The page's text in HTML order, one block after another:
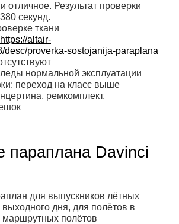
отличное. Результат проверки
секунд.
ткани
https://altair-
desc/proverka-sostojanija-paraplana
нормальной эксплуатации
переход на класс выше
ремкомплект,
параплана Davinci
для выпускников лётных
дня, для полётов в
маршрутных полётов